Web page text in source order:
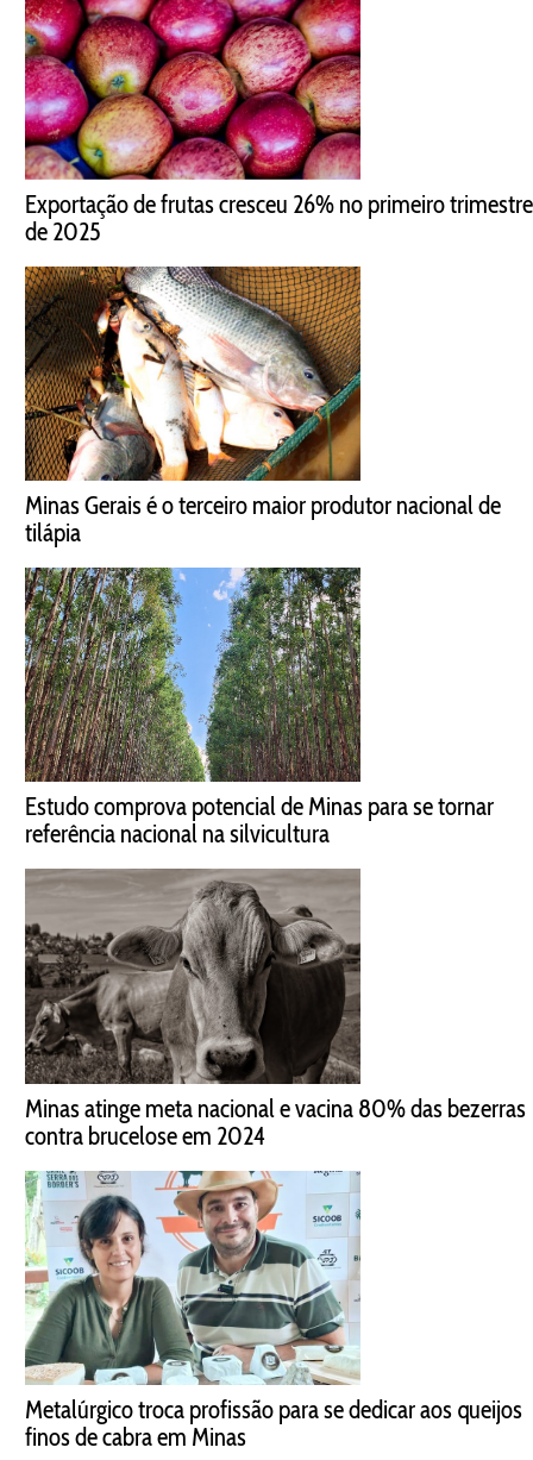
Exportação de frutas cresceu 26% no primeiro trimestre
de 2025
Minas Gerais é o terceiro maior produtor nacional de
tilápia
Estudo comprova potencial de Minas para se tornar
referência nacional na silvicultura
Minas atinge meta nacional e vacina 80% das bezerras
contra brucelose em 2024
Metalúrgico troca profissão para se dedicar aos queijos
finos de cabra em Minas